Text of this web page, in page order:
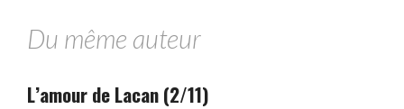
Du même auteur
L’amour de Lacan (2/11)